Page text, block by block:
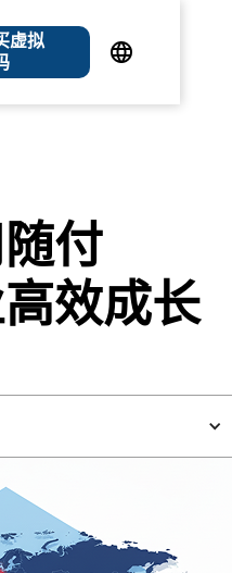
虚拟
付
效成长